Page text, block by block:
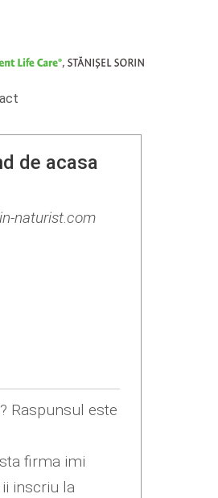
de acasa
naturist.com
Raspunsul este
firma imi
inscriu la